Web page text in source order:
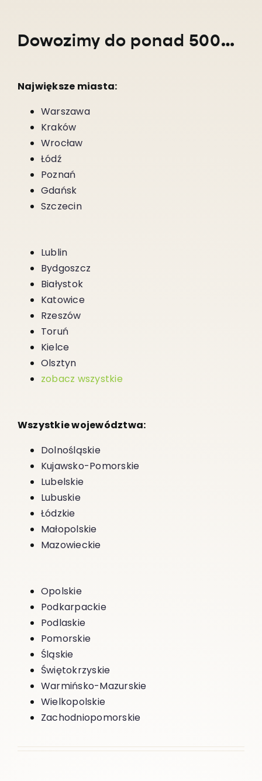
Dowozimy do ponad 5000 miejscowości w całym kraju!
Największe miasta:
Warszawa
Kraków
Wrocław
Łódź
Poznań
Gdańsk
Szczecin
Lublin
Bydgoszcz
Białystok
Katowice
Rzeszów
Toruń
Kielce
Olsztyn
zobacz wszystkie
Wszystkie województwa:
Dolnośląskie
Kujawsko-Pomorskie
Lubelskie
Lubuskie
Łódzkie
Małopolskie
Mazowieckie
Opolskie
Podkarpackie
Podlaskie
Pomorskie
Śląskie
Świętokrzyskie
Warmińsko-Mazurskie
Wielkopolskie
Zachodniopomorskie